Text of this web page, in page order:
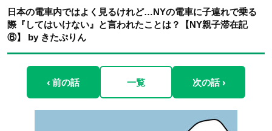
日本の電車内ではよく見るけれど…NYの電車に子連れで乗る
際『してはいけない』と言われたことは？【NY親子滞在記
⑥】 by きたぷりん
‹ 前の話 一覧 次の話 ›